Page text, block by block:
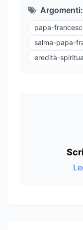
Argomenti:
papa-
salma-papa-
eredità-